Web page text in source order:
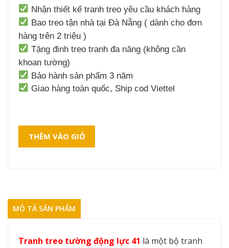
Nhận thiết kế tranh treo yêu cầu khách hàng
Bao treo tận nhà tại Đà Nẵng ( dành cho đơn
hàng trên 2 triệu )
Tặng đinh treo tranh đa năng (không cần
khoan tường)
Bảo hành sản phẩm 3 năm
Giao hàng toàn quốc, Ship cod Viettel
THÊM VÀO GIỎ
MÔ TẢ SẢN PHẨM
Tranh treo tường động lực 41 là một bộ tranh